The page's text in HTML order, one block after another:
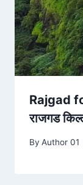
Rajgad
राजगड
By Author 01